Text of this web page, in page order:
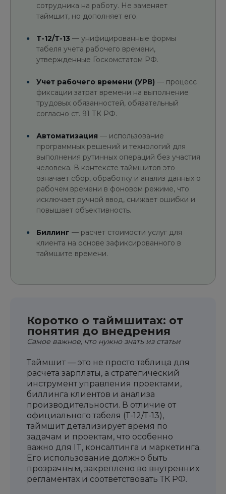
сотрудника на работу. Не заменяет
таймшит, но дополняет его.
Т-12/Т-13 — унифицированные формы
табеля учета рабочего времени,
утвержденные Госкомстатом РФ.
Учет рабочего времени (УРВ) — процесс
фиксации затрат времени на выполнение
трудовых обязанностей, обязательный
согласно ст. 91 ТК РФ.
Автоматизация — использование
программных решений и технологий для
выполнения рутинных операций без участия
человека. В контексте таймшитов это
означает сбор, обработку и анализ данных о
рабочем времени в фоновом режиме, что
исключает ручной ввод, снижает ошибки и
повышает объективность.
Биллинг — расчет стоимости услуг для
клиента на основе зафиксированного в
таймшите времени.
Коротко о таймшитах: от
понятия до внедрения
Самое важное, что нужно знать из статьи
Таймшит — это не просто таблица для
расчета зарплаты, а стратегический
инструмент управления проектами,
биллинга клиентов и анализа
производительности. В отличие от
официального табеля (Т-12/Т-13),
таймшит детализирует время по
задачам и проектам, что особенно
важно для IT, консалтинга и маркетинга.
Его использование должно быть
прозрачным, закреплено во внутренних
регламентах и соответствовать ТК РФ.